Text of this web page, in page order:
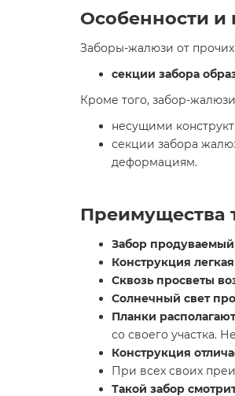
Особенности и
Заборы-жалюзи от
секции забора
Кроме того, забор-
несущими
секции забора
деформациям.
Преимущества
Забор продуваемый
Конструкция
Сквозь просветы
Солнечный свет
Планки
со своего участка.
Конструкция
При всех своих
Такой забор